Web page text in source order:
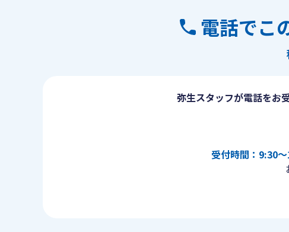
電話でこ
弥生スタッフが電話をお
受付時間：9:30